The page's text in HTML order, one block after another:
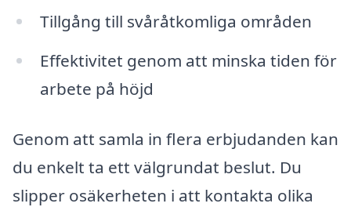
Tillgång till svåråtkomliga områden
Effektivitet genom att minska tiden för
arbete på höjd
Genom att samla in flera erbjudanden kan
du enkelt ta ett välgrundat beslut. Du
slipper osäkerheten i att kontakta olika